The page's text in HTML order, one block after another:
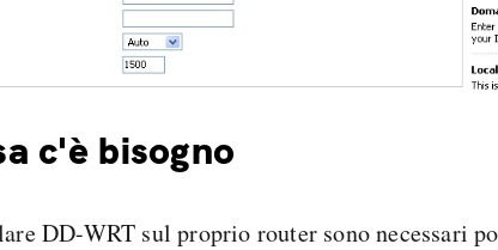
c'è bisogno
DD-WRT sul proprio router sono necessari